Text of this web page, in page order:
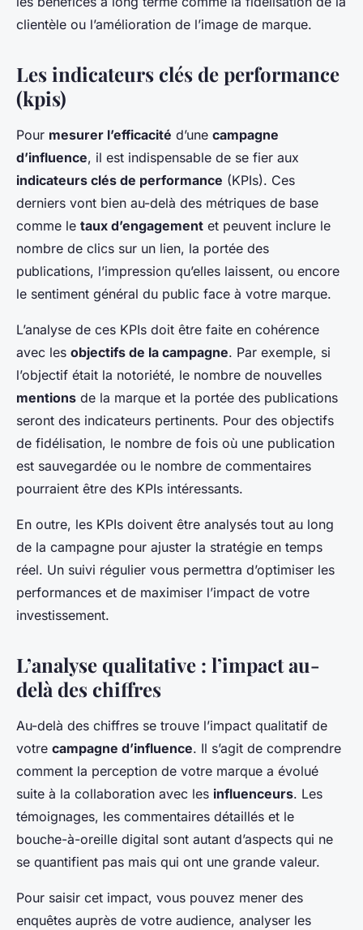
clientèle ou l’amélioration de l’image de marque.
Les indicateurs clés de performance
(kpis)
Pour mesurer l’efficacité d’une campagne
d’influence, il est indispensable de se fier aux
indicateurs clés de performance (KPIs). Ces
derniers vont bien au-delà des métriques de base
comme le taux d’engagement et peuvent inclure le
nombre de clics sur un lien, la portée des
publications, l’impression qu’elles laissent, ou encore
le sentiment général du public face à votre marque.
L’analyse de ces KPIs doit être faite en cohérence
avec les objectifs de la campagne. Par exemple, si
l’objectif était la notoriété, le nombre de nouvelles
mentions de la marque et la portée des publications
seront des indicateurs pertinents. Pour des objectifs
de fidélisation, le nombre de fois où une publication
est sauvegardée ou le nombre de commentaires
pourraient être des KPIs intéressants.
En outre, les KPIs doivent être analysés tout au long
de la campagne pour ajuster la stratégie en temps
réel. Un suivi régulier vous permettra d’optimiser les
performances et de maximiser l’impact de votre
investissement.
L’analyse qualitative : l’impact au-
delà des chiffres
Au-delà des chiffres se trouve l’impact qualitatif de
votre campagne d’influence. Il s’agit de comprendre
comment la perception de votre marque a évolué
suite à la collaboration avec les influenceurs. Les
témoignages, les commentaires détaillés et le
bouche-à-oreille digital sont autant d’aspects qui ne
se quantifient pas mais qui ont une grande valeur.
Pour saisir cet impact, vous pouvez mener des
enquêtes auprès de votre audience, analyser les